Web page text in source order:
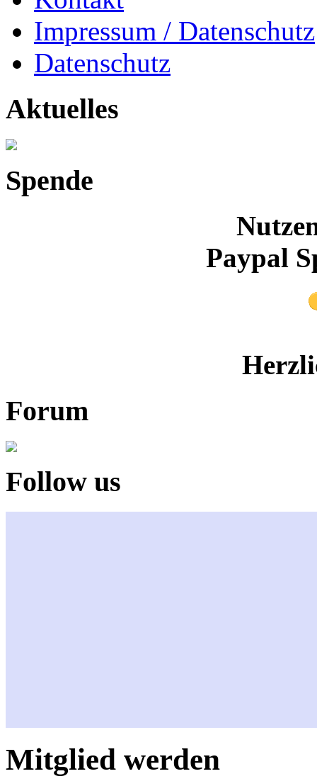
Impressum / Datenschutz
Datenschutz
Aktuelles
Spende
Paypal
Forum
Follow us
Mitglied werden